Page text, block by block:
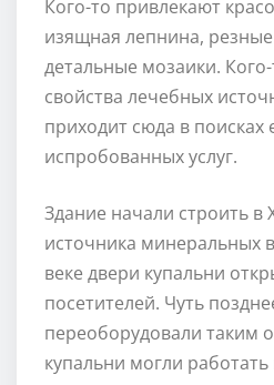
Кого-то привлекают
изящная лепнина,
детальные мозаики.
свойства лечебных
приходит сюда в поисках
испробованных услуг.
Здание начали строить в
источника минеральных
веке двери купальни
посетителей. Чуть
переоборудовали таким
купальни могли